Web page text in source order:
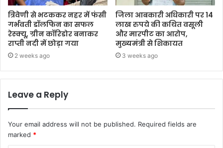
त्रिवेणी से भटककर नहर में फंसी
गर्भवती डॉलफिन का सफल
रेस्क्यू, ग्रीन कॉरिडोर बनाकर
राप्ती नदी में छोड़ा गया
2 weeks ago
जिला आबकारी अधिकारी पर 14
लाख रुपये की कथित वसूली
और मारपीट का आरोप,
मुख्यमंत्री से शिकायत
3 weeks ago
Leave a Reply
Your email address will not be published. Required fields are
marked *